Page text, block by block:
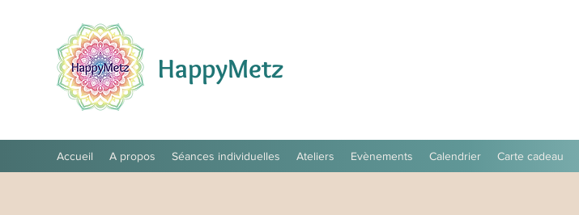
HappyMetz
Accueil A propos Séances individuelles Ateliers Evènements Calendrier Carte cadeau